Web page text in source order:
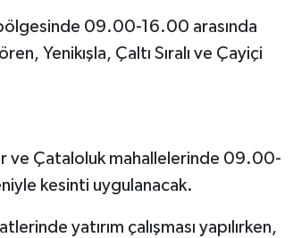
09.00-16.00 arasında
Yenikışla, Çaltı Sıralı ve Çayiçi
ve Çataloluk mahallelerinde 09.00-
kesinti uygulanacak.
yatırım çalışması yapılırken,